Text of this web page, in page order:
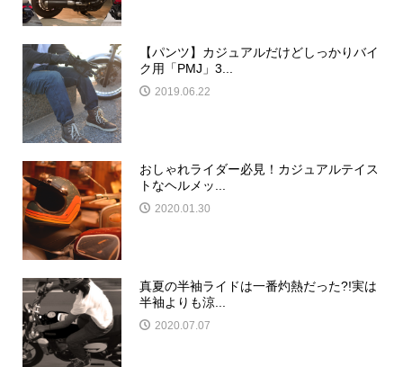
【パンツ】カジュアルだけどしっかりバイ
ク用「PMJ」3...
2019.06.22
おしゃれライダー必見！カジュアルテイス
トなヘルメッ...
2020.01.30
真夏の半袖ライドは一番灼熱だった?!実は
半袖よりも涼...
2020.07.07